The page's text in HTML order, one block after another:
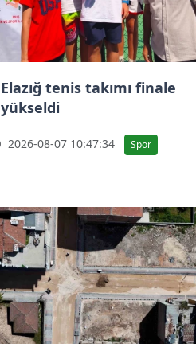
Elazığ tenis takımı finale
yükseldi
2026-08-07 10:47:34 Spor